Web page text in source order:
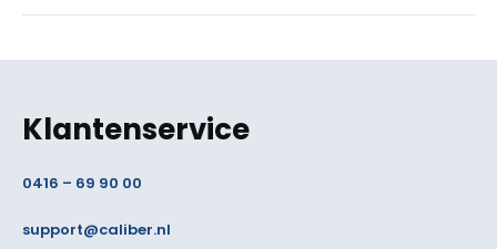
Klantenservice
0416 – 69 90 00
support@caliber.nl